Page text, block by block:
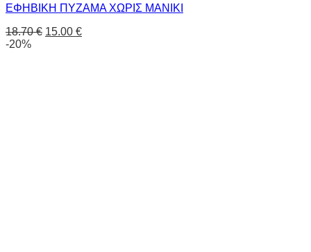
ΕΦΗΒΙΚΗ ΠΥΖΑΜΑ ΧΩΡΙΣ ΜΑΝΙΚΙ
18.70€ 15.00 €
-20%